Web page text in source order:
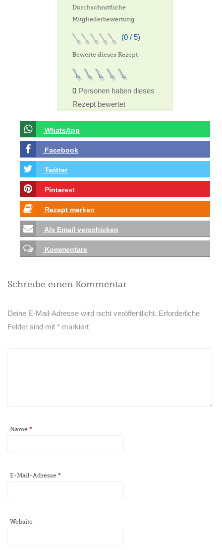
Durchschnittliche
Mitgliederbewertung
(0 / 5)
Bewerte dieses Rezept
0 Personen haben dieses
Rezept bewertet
WhatsApp
Facebook
Twitter
Pinterest
Rezept merken
Als Email verschicken
Kommentare
Schreibe einen Kommentar
Deine E-Mail-Adresse wird nicht veröffentlicht. Erforderliche
Felder sind mit* markiert
Name*
E-Mail-Adresse*
Website